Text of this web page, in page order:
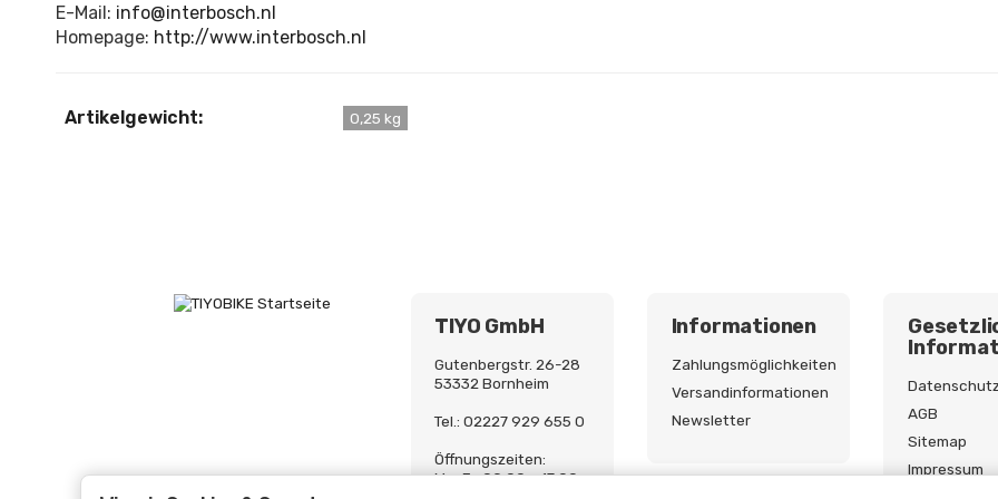
E-Mail: info@interbosch.nl
Homepage: http://www.interbosch.nl
Artikelgewicht: 0,25 kg
TIYO GmbH
Gutenbergstr. 26-28
53332 Bornheim
Tel.: 02227 929 655 0
Öffnungszeiten:
Mo-Fr. 09:00 - 17:00
Informationen
Zahlungsmöglichkeiten
Versandinformationen
Newsletter
AGB
Sitemap
Impressum